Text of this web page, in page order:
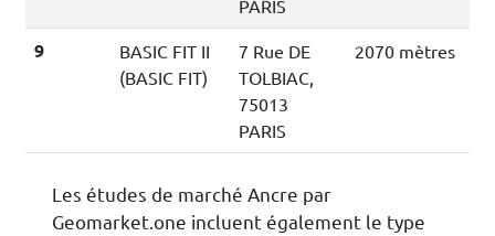
PARIS
9
BASIC FIT II
(BASIC FIT)
7 Rue DE
TOLBIAC,
75013
PARIS
2070 mètres
Les études de marché Ancre par
Geomarket.one incluent également le type